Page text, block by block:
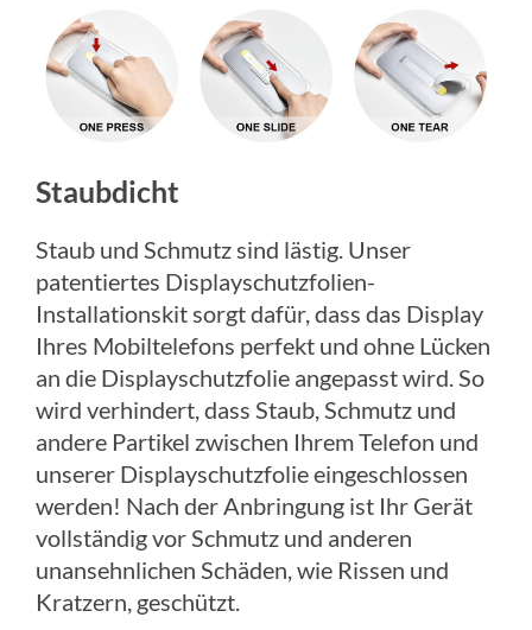
Staubdicht
Staub und Schmutz sind lästig. Unser
patentiertes Displayschutzfolien-
Installationskit sorgt dafür, dass das Display
Ihres Mobiltelefons perfekt und ohne Lücken
an die Displayschutzfolie angepasst wird. So
wird verhindert, dass Staub, Schmutz und
andere Partikel zwischen Ihrem Telefon und
unserer Displayschutzfolie eingeschlossen
werden! Nach der Anbringung ist Ihr Gerät
vollständig vor Schmutz und anderen
unansehnlichen Schäden, wie Rissen und
Kratzern, geschützt.